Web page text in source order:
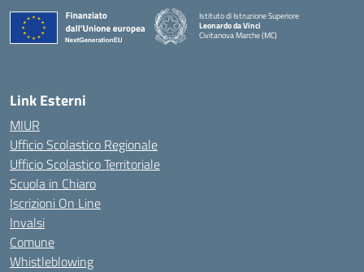
Istituto di Istruzione Superiore
Leonardo da Vinci
Civitanova Marche (MC)
Link Esterni
MIUR
Ufficio Scolastico Regionale
Ufficio Scolastico Territoriale
Scuola in Chiaro
Iscrizioni On Line
Invalsi
Comune
Whistleblowing